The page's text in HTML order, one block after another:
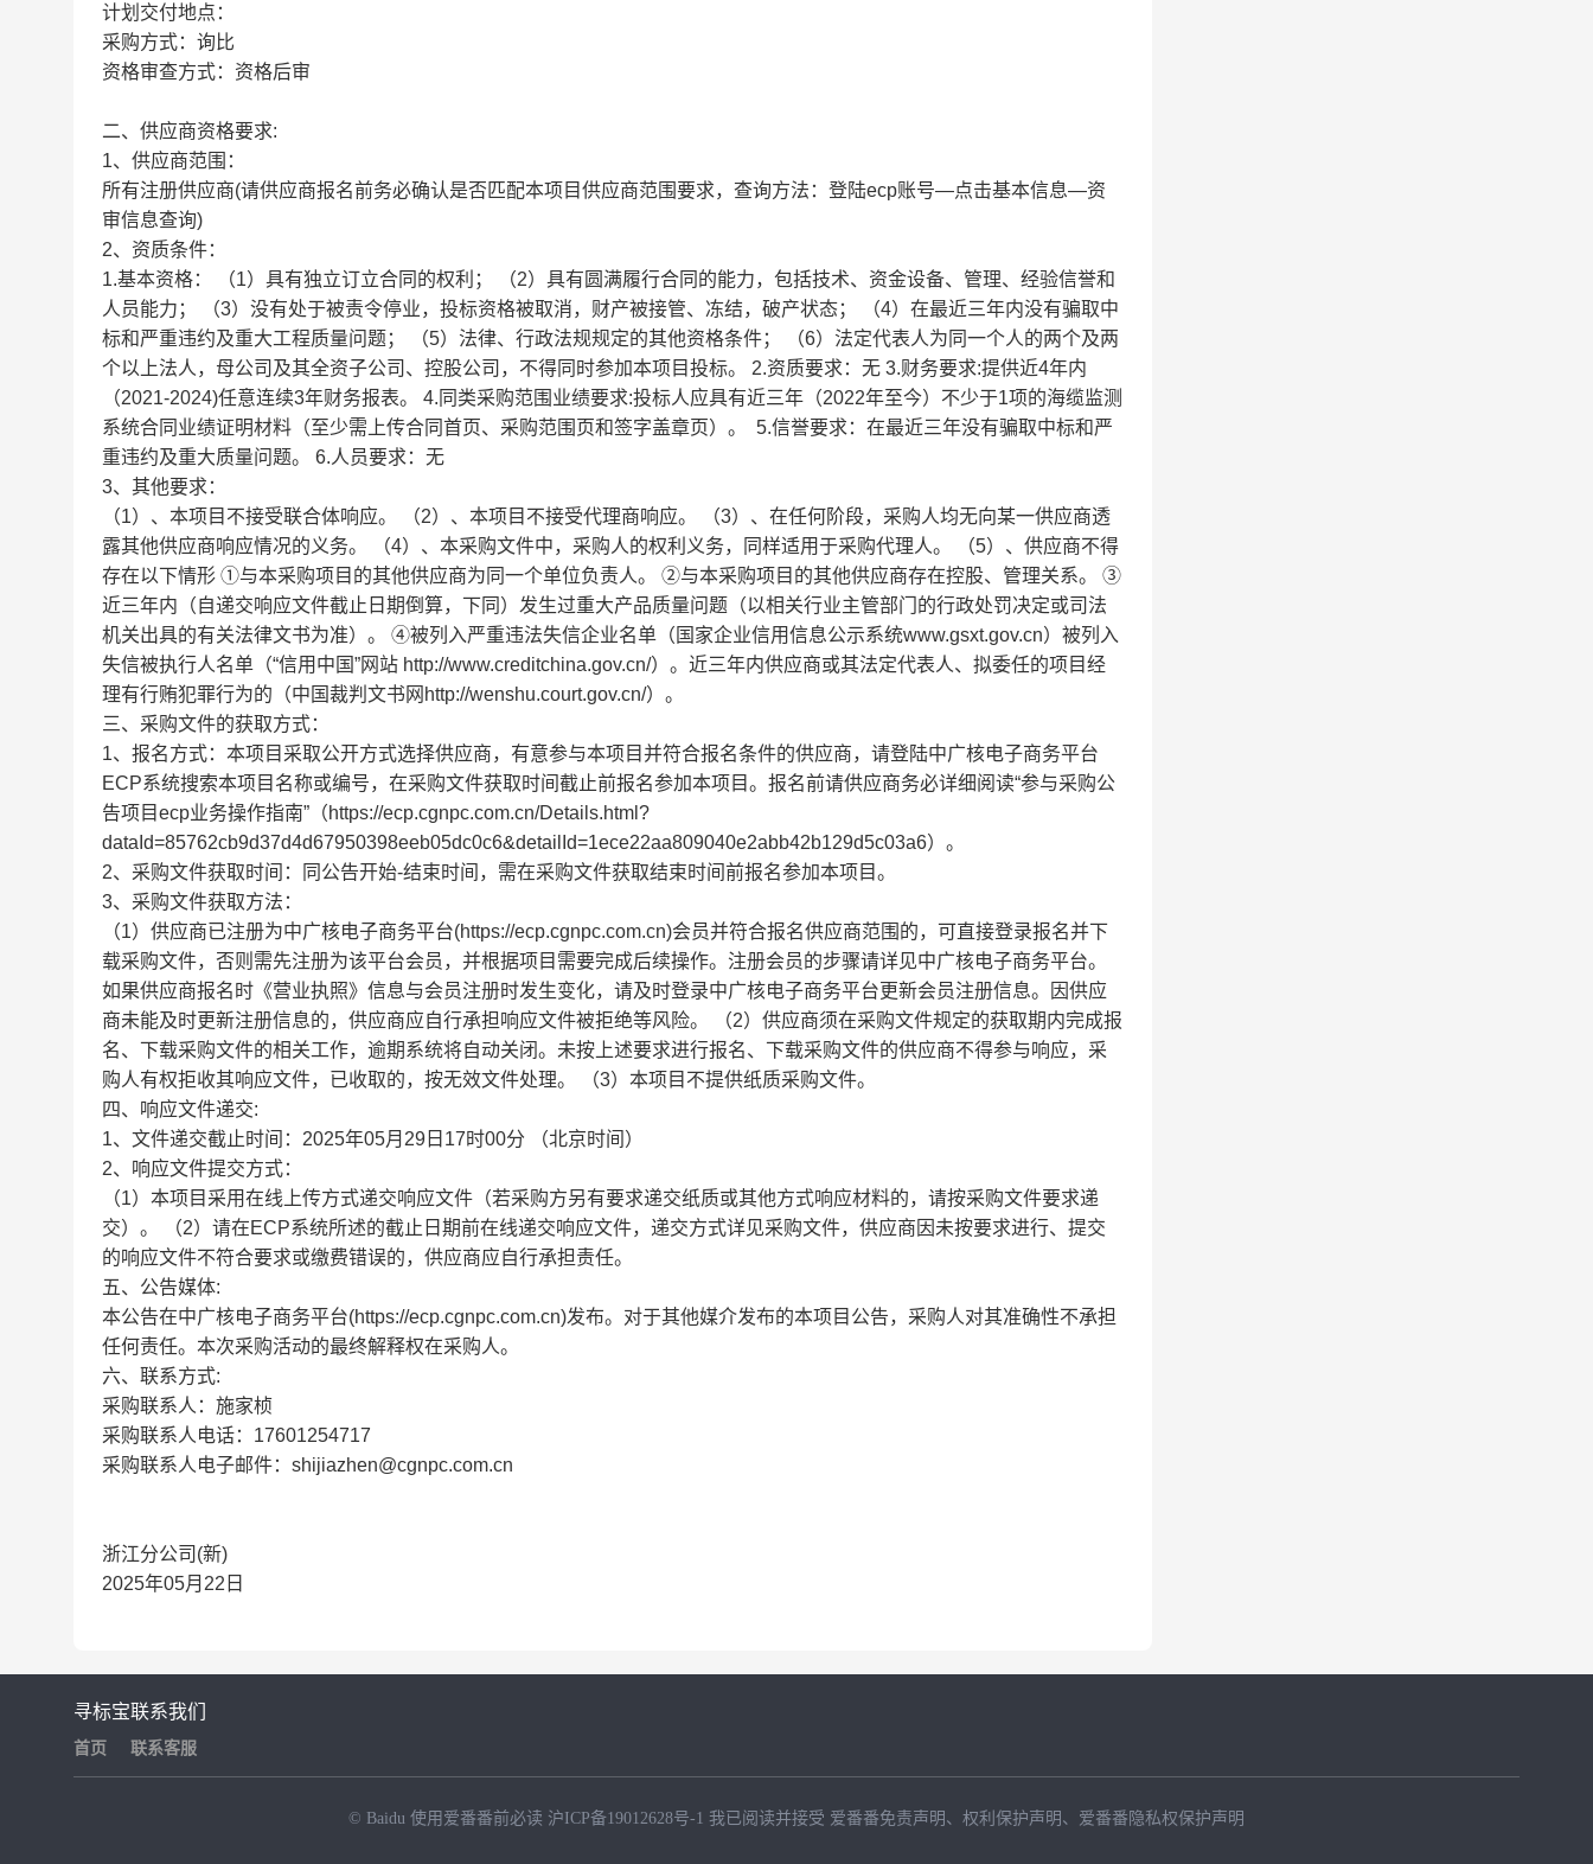
计划交付地点：
采购方式：询比
资格审查方式：资格后审
二、供应商资格要求:
1、供应商范围：
所有注册供应商(请供应商报名前务必确认是否匹配本项目供应商范围要求，查询方法：登陆ecp账号—点击基本信息—资
审信息查询)
2、资质条件：
1.基本资格： （1）具有独立订立合同的权利； （2）具有圆满履行合同的能力，包括技术、资金设备、管理、经验信誉和
人员能力； （3）没有处于被责令停业，投标资格被取消，财产被接管、冻结，破产状态； （4）在最近三年内没有骗取中
标和严重违约及重大工程质量问题； （5）法律、行政法规规定的其他资格条件； （6）法定代表人为同一个人的两个及两
个以上法人，母公司及其全资子公司、控股公司，不得同时参加本项目投标。 2.资质要求：无 3.财务要求:提供近4年内
（2021-2024)任意连续3年财务报表。 4.同类采购范围业绩要求:投标人应具有近三年（2022年至今）不少于1项的海缆监测
系统合同业绩证明材料（至少需上传合同首页、采购范围页和签字盖章页）。 5.信誉要求：在最近三年没有骗取中标和严
重违约及重大质量问题。 6.人员要求：无
3、其他要求：
（1）、本项目不接受联合体响应。 （2）、本项目不接受代理商响应。 （3）、在任何阶段，采购人均无向某一供应商透
露其他供应商响应情况的义务。 （4）、本采购文件中，采购人的权利义务，同样适用于采购代理人。 （5）、供应商不得
存在以下情形 ①与本采购项目的其他供应商为同一个单位负责人。 ②与本采购项目的其他供应商存在控股、管理关系。 ③
近三年内（自递交响应文件截止日期倒算，下同）发生过重大产品质量问题（以相关行业主管部门的行政处罚决定或司法
机关出具的有关法律文书为准）。 ④被列入严重违法失信企业名单（国家企业信用信息公示系统www.gsxt.gov.cn）被列入
失信被执行人名单（“信用中国”网站 http://www.creditchina.gov.cn/）。近三年内供应商或其法定代表人、拟委任的项目经
理有行贿犯罪行为的（中国裁判文书网http://wenshu.court.gov.cn/）。
三、采购文件的获取方式：
1、报名方式：本项目采取公开方式选择供应商，有意参与本项目并符合报名条件的供应商，请登陆中广核电子商务平台
ECP系统搜索本项目名称或编号，在采购文件获取时间截止前报名参加本项目。报名前请供应商务必详细阅读“参与采购公
告项目ecp业务操作指南”（https://ecp.cgnpc.com.cn/Details.html?
dataId=85762cb9d37d4d67950398eeb05dc0c6&detailId=1ece22aa809040e2abb42b129d5c03a6）。
2、采购文件获取时间：同公告开始-结束时间，需在采购文件获取结束时间前报名参加本项目。
3、采购文件获取方法：
（1）供应商已注册为中广核电子商务平台(https://ecp.cgnpc.com.cn)会员并符合报名供应商范围的，可直接登录报名并下
载采购文件，否则需先注册为该平台会员，并根据项目需要完成后续操作。注册会员的步骤请详见中广核电子商务平台。
如果供应商报名时《营业执照》信息与会员注册时发生变化，请及时登录中广核电子商务平台更新会员注册信息。因供应
商未能及时更新注册信息的，供应商应自行承担响应文件被拒绝等风险。 （2）供应商须在采购文件规定的获取期内完成报
名、下载采购文件的相关工作，逾期系统将自动关闭。未按上述要求进行报名、下载采购文件的供应商不得参与响应，采
购人有权拒收其响应文件，已收取的，按无效文件处理。 （3）本项目不提供纸质采购文件。
四、响应文件递交:
1、文件递交截止时间：2025年05月29日17时00分 （北京时间）
2、响应文件提交方式：
（1）本项目采用在线上传方式递交响应文件（若采购方另有要求递交纸质或其他方式响应材料的，请按采购文件要求递
交）。 （2）请在ECP系统所述的截止日期前在线递交响应文件，递交方式详见采购文件，供应商因未按要求进行、提交
的响应文件不符合要求或缴费错误的，供应商应自行承担责任。
五、公告媒体:
本公告在中广核电子商务平台(https://ecp.cgnpc.com.cn)发布。对于其他媒介发布的本项目公告，采购人对其准确性不承担
任何责任。本次采购活动的最终解释权在采购人。
六、联系方式:
采购联系人：施家桢
采购联系人电话：17601254717
采购联系人电子邮件：shijiazhen@cgnpc.com.cn
浙江分公司(新)
2025年05月22日
寻标宝
首页
联系我们
联系客服
© Baidu 使用爱番番前必读 沪ICP备19012628号-1 我已阅读并接受 爱番番免责声明 、 权利保护声明 、 爱番番隐私权保护声明